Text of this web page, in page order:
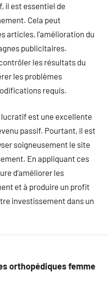
il est essentiel de
Cela peut
articles, l’amélioration du
publicitaires.
les résultats du
les problèmes
requis.
est une excellente
passif. Pourtant, il est
soigneusement le site
En appliquant ces
d’améliorer les
et à produire un profit
investissement dans un
orthopédiques femme